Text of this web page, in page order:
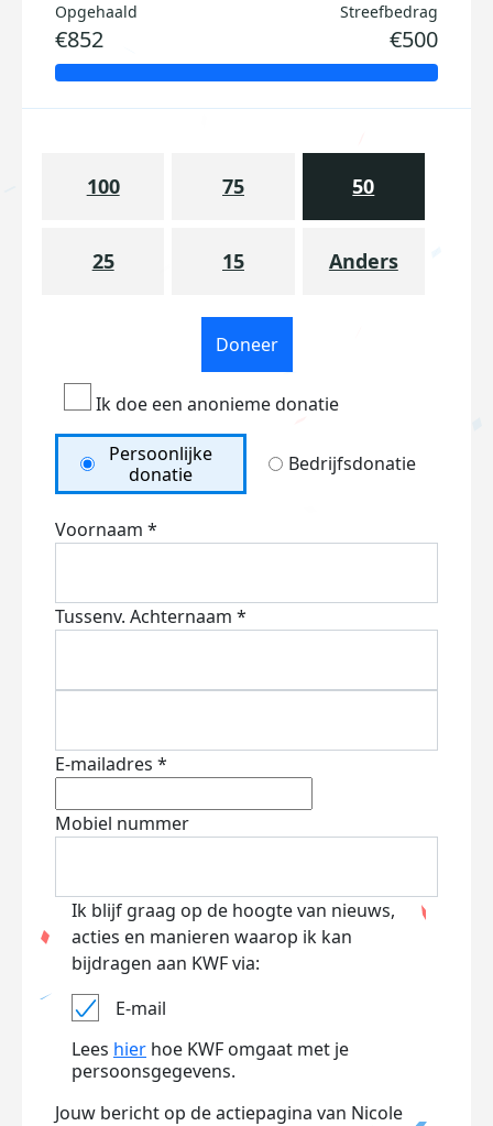
Opgehaald
€852
Streefbedrag
€500
100 75 50
25 15 Anders
Doneer
Ik doe een anonieme donatie
Persoonlijke
donatie
Bedrijfsdonatie
Voornaam *
Tussenv. Achternaam *
E-mailadres *
Mobiel nummer
Ik blijf graag op de hoogte van nieuws,
acties en manieren waarop ik kan
bijdragen aan KWF via:
E-mail
Lees hier hoe KWF omgaat met je
persoonsgegevens.
Jouw bericht op de actiepagina van Nicole